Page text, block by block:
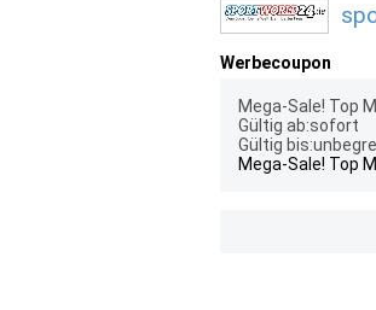
Werbecoupon
Mega-Sale! Top
Gültig ab:sofort
Gültig
Mega-Sale! Top